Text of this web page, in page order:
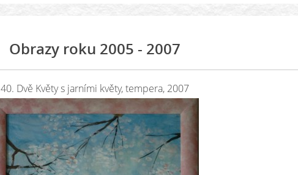
Obrazy roku 2005 - 2007
40. Dvě Květy s jarními květy, tempera, 2007